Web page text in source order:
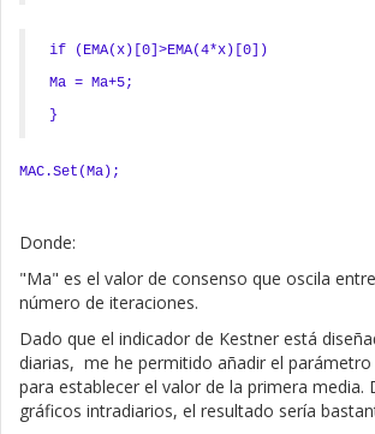
if (EMA(x)[0]>EMA(4*x)[0])
Ma = Ma+5;
}
MAC.Set(Ma);
Donde:
"Ma" es el valor de consenso que oscila
número de iteraciones.
Dado que el indicador de Kestner está
diarias, me he permitido añadir el
para establecer el valor de la primera
gráficos intradiarios, el resultado sería